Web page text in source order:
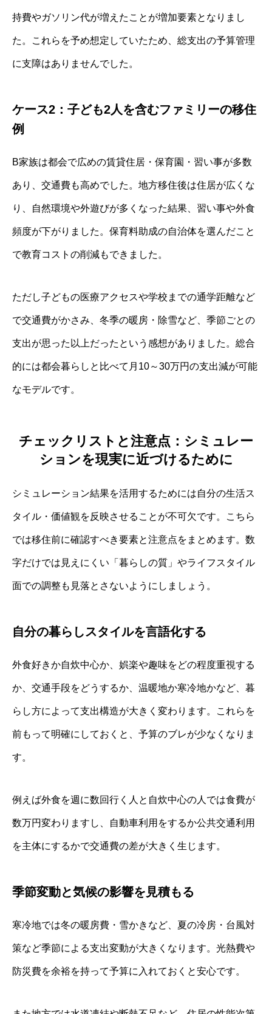
持費やガソリン代が増えたことが増加要素となりまし
た。これらを予め想定していたため、総支出の予算管理
に支障はありませんでした。
ケース2：子ども2人を含むファミリーの移住
例
B家族は都会で広めの賃貸住居・保育園・習い事が多数
あり、交通費も高めでした。地方移住後は住居が広くな
り、自然環境や外遊びが多くなった結果、習い事や外食
頻度が下がりました。保育料助成の自治体を選んだこと
で教育コストの削減もできました。
ただし子どもの医療アクセスや学校までの通学距離など
で交通費がかさみ、冬季の暖房・除雪など、季節ごとの
支出が思った以上だったという感想がありました。総合
的には都会暮らしと比べて月10～30万円の支出減が可能
なモデルです。
チェックリストと注意点：シミュレー
ションを現実に近づけるために
シミュレーション結果を活用するためには自分の生活ス
タイル・価値観を反映させることが不可欠です。こちら
では移住前に確認すべき要素と注意点をまとめます。数
字だけでは見えにくい「暮らしの質」やライフスタイル
面での調整も見落とさないようにしましょう。
自分の暮らしスタイルを言語化する
外食好きか自炊中心か、娯楽や趣味をどの程度重視する
か、交通手段をどうするか、温暖地か寒冷地かなど、暮
らし方によって支出構造が大きく変わります。これらを
前もって明確にしておくと、予算のブレが少なくなりま
す。
例えば外食を週に数回行く人と自炊中心の人では食費が
数万円変わりますし、自動車利用をするか公共交通利用
を主体にするかで交通費の差が大きく生じます。
季節変動と気候の影響を見積もる
寒冷地では冬の暖房費・雪かきなど、夏の冷房・台風対
策など季節による支出変動が大きくなります。光熱費や
防災費を余裕を持って予算に入れておくと安心です。